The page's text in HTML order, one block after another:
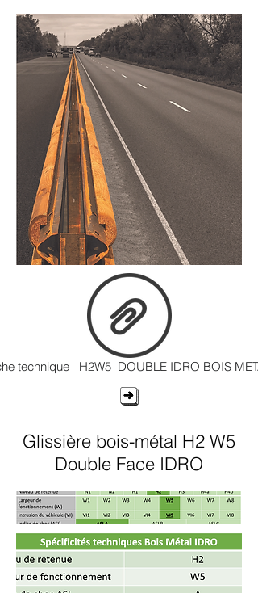
technique _H2W5_DOUBLE IDRO BOIS
Glissière bois-métal H2 W5
Double Face IDRO